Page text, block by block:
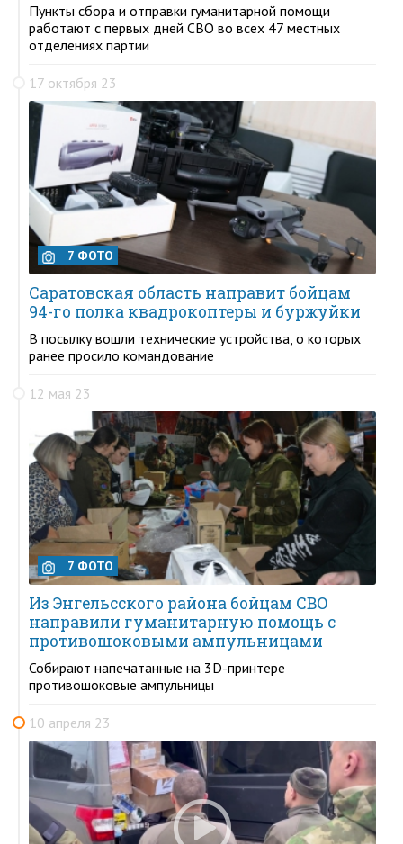
Пункты сбора и отправки гуманитарной помощи
работают с первых дней СВО во всех 47 местных
отделениях партии
17 октября 23
7 ФОТО
Саратовская область направит бойцам
94-го полка квадрокоптеры и буржуйки
В посылку вошли технические устройства, о которых
ранее просило командование
12 мая 23
7 ФОТО
Из Энгельсского района бойцам СВО
направили гуманитарную помощь с
противошоковыми ампульницами
Собирают напечатанные на 3D-принтере
противошоковые ампульницы
10 апреля 23